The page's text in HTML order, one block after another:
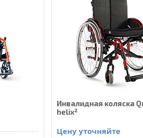
Инвалидная коляска
helix²
Цену уточняйте